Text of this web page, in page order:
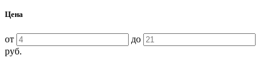
Цена
от
до
руб.